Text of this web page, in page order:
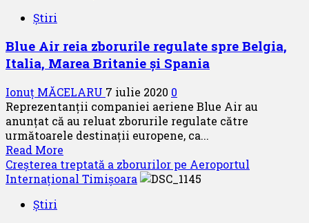
reduceri
de
la
zboruri
selectate
Știri
Blue Air reia zborurile regulate spre Belgia,
Italia, Marea Britanie și Spania
Ionuț MĂCELARU 7 iulie 2020 0
Reprezentanții companiei aeriene Blue Air au
anunțat că au reluat zborurile regulate către
următoarele destinații europene, ca...
Read More
more
about
Creșterea treptată a zborurilor pe Aeroportul
Internațional Timișoara
Știri